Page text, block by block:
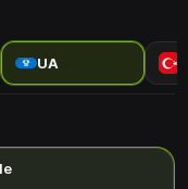
боссами и
UA